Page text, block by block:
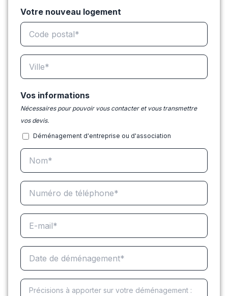
Votre nouveau logement
Vos informations
Nécessaires pour pouvoir vous contacter et vous transmettre
vos devis.
Déménagement d'entreprise ou d'association